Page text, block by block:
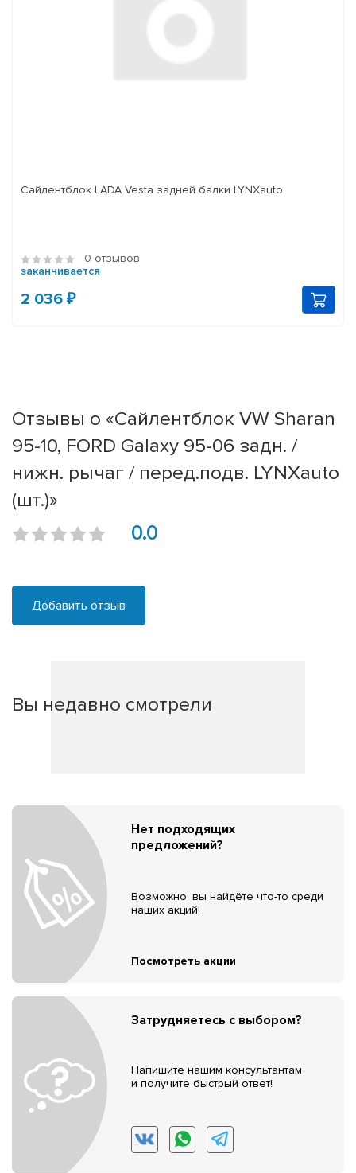
Сайлентблок LADA Vesta задней балки LYNXauto
0 отзывов
заканчивается
2 036 ₽
Отзывы о «Сайлентблок VW Sharan
95-10, FORD Galaxy 95-06 задн. /
нижн. рычаг / перед.подв. LYNXauto
(шт.)»
0.0
Добавить отзыв
Вы недавно смотрели
Нет подходящих
предложений?
Возможно, вы найдёте что-то среди
наших акций!
Посмотреть акции
Затрудняетесь с выбором?
Напишите нашим консультантам
и получите быстрый ответ!